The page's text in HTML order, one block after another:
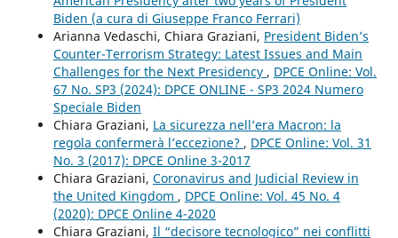
Biden (a cura di Giuseppe Franco Ferrari)
Arianna Vedaschi, Chiara Graziani, President Biden’s
Counter-Terrorism Strategy: Latest Issues and Main
Challenges for the Next Presidency , DPCE Online: Vol.
67 No. SP3 (2024): DPCE ONLINE - SP3 2024 Numero
Speciale Biden
Chiara Graziani, La sicurezza nell’era Macron: la
regola confermerà l’eccezione? , DPCE Online: Vol. 31
No. 3 (2017): DPCE Online 3-2017
Chiara Graziani, Coronavirus and Judicial Review in
the United Kingdom , DPCE Online: Vol. 45 No. 4
(2020): DPCE Online 4-2020
Chiara Graziani, Il “decisore tecnologico” nei conflitti